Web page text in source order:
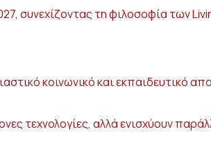
συνεχίζοντας τη φιλοσοφία των
κοινωνικό και εκπαιδευτικό
τεχνολογίες, αλλά ενισχύουν